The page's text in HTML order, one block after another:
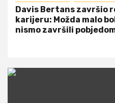
Davis Bertans završio
karijeru: Možda malo
nismo završili